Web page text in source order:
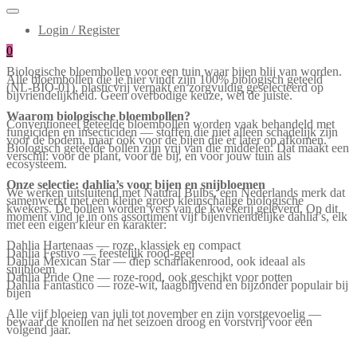
Login / Register
0
Biologische bloembollen voor een tuin waar bijen blij van worden.
Alle bloembollen die je hier vindt zijn 100% biologisch geteeld
(NL-BIO-01), plasticvrij verpakt en zorgvuldig geselecteerd op
bijvriendelijkheid. Geen overbodige keuze, wel de juiste.
Waarom biologische bloembollen?
Conventioneel geteelde bloembollen worden vaak behandeld met
fungiciden en insecticiden — stoffen die niet alleen schadelijk zijn
voor de bodem, maar ook voor de bijen die er later op afkomen.
Biologisch geteelde bollen zijn vrij van die middelen. Dat maakt een
verschil: voor de plant, voor de bij, en voor jouw tuin als
ecosysteem.
Onze selectie: dahlia’s voor bijen en snijbloemen
We werken uitsluitend met Natural Bulbs, een Nederlands merk dat
samenwerkt met een kleine groep kleinschalige biologische
kwekers. De bollen worden vers van de kwekerij geleverd. Op dit
moment vind je in ons assortiment vijf bijenvriendelijke dahlia’s, elk
met een eigen kleur en karakter:
Dahlia Hartenaas — roze, klassiek en compact
Dahlia Festivo — feestelijk rood-geel
Dahlia Mexican Star — diep scharlakenrood, ook ideaal als
snijbloem
Dahlia Pride One — roze-rood, ook geschikt voor potten
Dahlia Fantastico — roze-wit, laagblijvend en bijzonder populair bij
bijen
Alle vijf bloeien van juli tot november en zijn vorstgevoelig —
bewaar de knollen na het seizoen droog en vorstvrij voor een
volgend jaar.